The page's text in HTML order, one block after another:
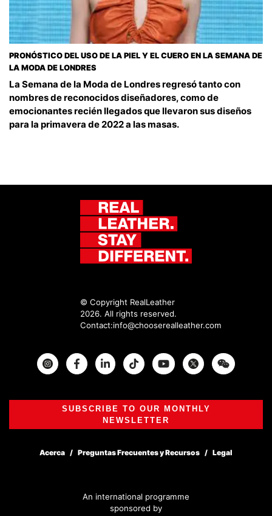
PRONÓSTICO DEL USO DE LA PIEL Y EL CUERO EN LA SEMANA DE
LA MODA DE LONDRES
La Semana de la Moda de Londres regresó tanto con
nombres de reconocidos diseñadores, como de
emocionantes recién llegados que llevaron sus diseños
para la primavera de 2022 a las masas.
© Copyright RealLeather
2026. All rights reserved.
Contact:info@chooserealleather.com
InstagramFacebook Twitter
SUBSCRIBE TO OUR MONTHLY
NEWSLETTER
Acerca Preguntas Frecuentes y Recursos Legal
An international programme
sponsored by